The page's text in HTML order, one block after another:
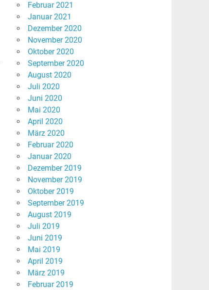
Februar 2021
Januar 2021
Dezember 2020
November 2020
Oktober 2020
September 2020
August 2020
Juli 2020
Juni 2020
Mai 2020
April 2020
März 2020
Februar 2020
Januar 2020
Dezember 2019
November 2019
Oktober 2019
September 2019
August 2019
Juli 2019
Juni 2019
Mai 2019
April 2019
März 2019
Februar 2019